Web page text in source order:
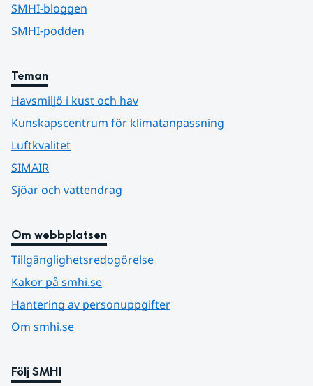
SMHI-bloggen
SMHI-podden
Teman
Havsmiljö i kust och hav
Kunskapscentrum för klimatanpassning
Luftkvalitet
SIMAIR
Sjöar och vattendrag
Om webbplatsen
Tillgänglighetsredogörelse
Kakor på smhi.se
Hantering av personuppgifter
Om smhi.se
Följ SMHI